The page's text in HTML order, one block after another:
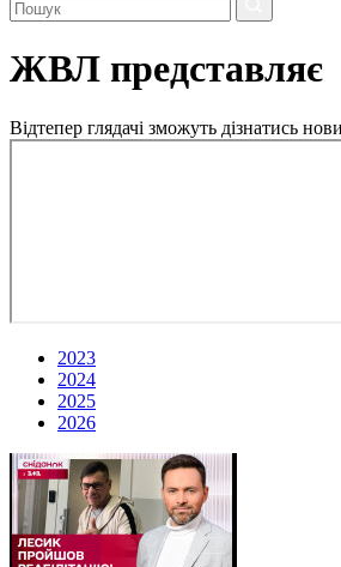
ЖВЛ представляє
Відтепер глядачі зможуть дізнатись
2023
2024
2025
2026